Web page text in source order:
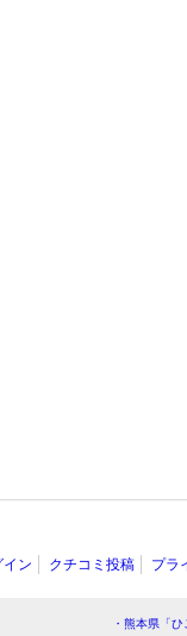
イン クチコミ投稿 プラ
・熊本県「